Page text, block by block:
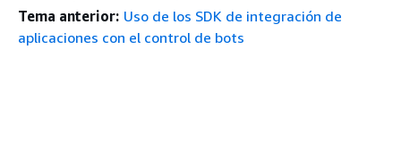
Tema anterior: Uso de los SDK de integración de
aplicaciones con el control de bots